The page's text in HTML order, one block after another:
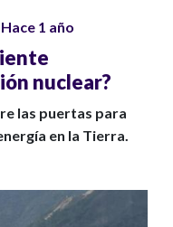
Hace 1 año
nuclear?
las puertas para
en la Tierra.